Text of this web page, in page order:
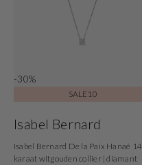
-30%
SALE10
Isabel Bernard
Isabel Bernard De la Paix Hanaé 14
karaat witgouden collier | diamant